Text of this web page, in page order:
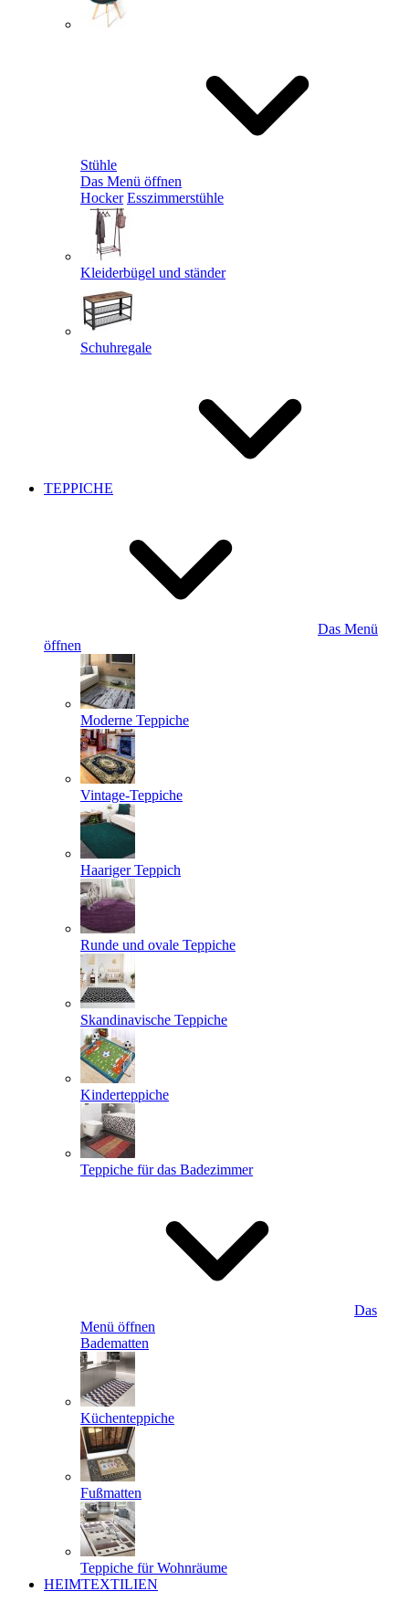
Stühle
Das Menü öffnen
Hocker Esszimmerstühle
Kleiderbügel und ständer
Schuhregale
TEPPICHE
Das Menü
öffnen
Moderne Teppiche
Vintage-Teppiche
Haariger Teppich
Runde und ovale Teppiche
Skandinavische Teppiche
Kinderteppiche
Teppiche für das Badezimmer
Das
Menü öffnen
Badematten
Küchenteppiche
Fußmatten
Teppiche für Wohnräume
HEIMTEXTILIEN